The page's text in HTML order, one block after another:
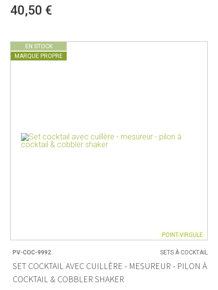
40,50 €
EN STOCK
MARQUE PROPRE
POINT-VIRGULE
PV-COC-9992 SETS À COCKTAIL
SET COCKTAIL AVEC CUILLÈRE - MESUREUR - PILON À
COCKTAIL & COBBLER SHAKER